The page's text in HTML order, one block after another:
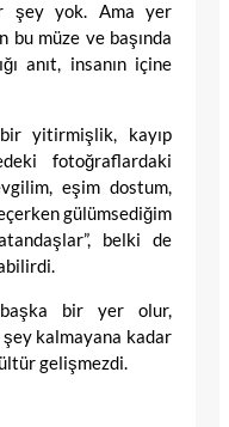
şey yok. Ama yer
bu müze ve başında
anıt, insanın içine
yitirmişlik, kayıp
fotoğraflardaki
eşim dostum,
gülümsediğim
belki de
bir yer olur,
şey kalmayana kadar
gelişmezdi.